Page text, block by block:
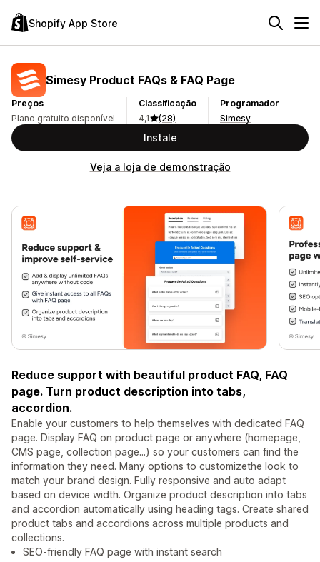
Shopify App Store
Simesy Product FAQs & FAQ Page
Preços
Plano gratuito disponível
Classificação
4,1
(28)
Programador
Simesy
Instale
Veja a loja de demonstração
Reduce support with beautiful product FAQ, FAQ
page. Turn product description into tabs,
accordion.
Enable your customers to help themselves with dedicated FAQ
page. Display FAQ on product page or anywhere (homepage,
CMS page, collection page...) so your customers can find the
information they need. Many options to customizethe look to
match your brand design. Fully responsive and auto adapt
based on device width. Organize product description into tabs
and accordion automatically using heading tags. Create shared
product tabs and accordions across multiple products and
collections.
SEO-friendly FAQ page with instant search